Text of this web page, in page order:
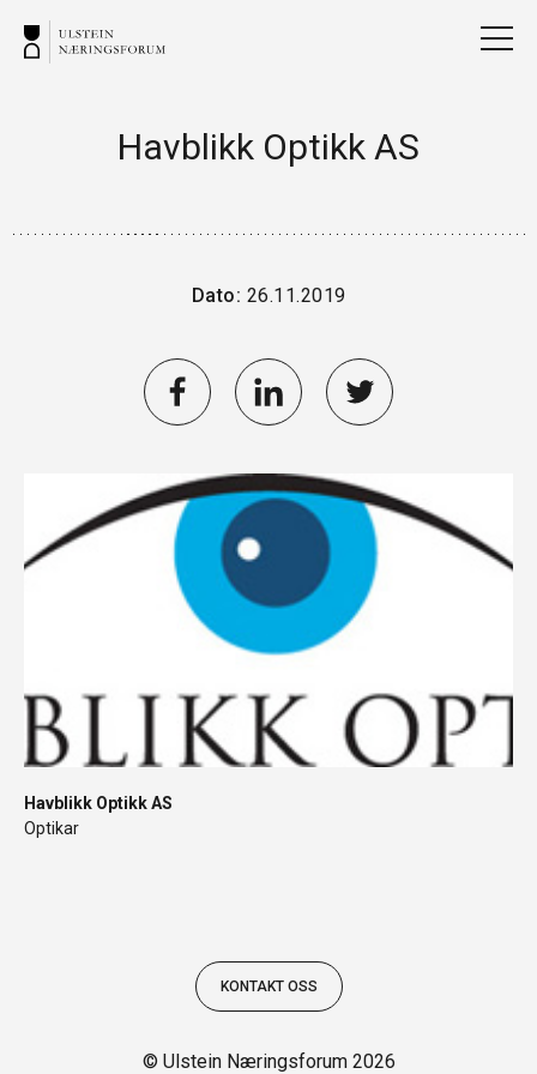
Havblikk Optikk AS
Dato: 26.11.2019
Havblikk Optikk AS
Optikar
KONTAKT OSS
© Ulstein Næringsforum 2026